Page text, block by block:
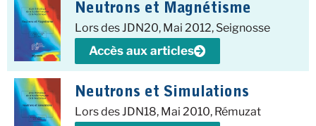
Neutrons et Magnétisme
Lors des JDN20, Mai 2012, Seignosse
Accès aux articles
Neutrons et Simulations
Lors des JDN18, Mai 2010, Rémuzat